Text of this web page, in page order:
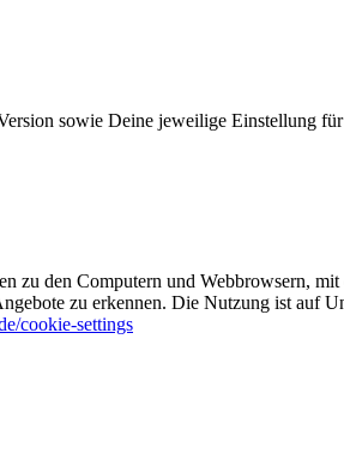
sowie Deine jeweilige Ein­stel­lung
den Computern und Web­brow­sern,
zu erkennen. Die Nut­zung ist auf
cookie-settings